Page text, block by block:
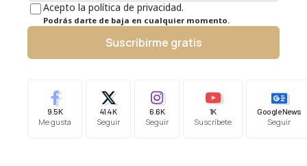
Acepto la política de privacidad.
Podrás darte de baja en cualquier momento.
Suscribirme gratis
9.5K
Me gusta
41.4K
Seguir
6.6K
Seguir
1K
Suscríbete
Google News
Seguir